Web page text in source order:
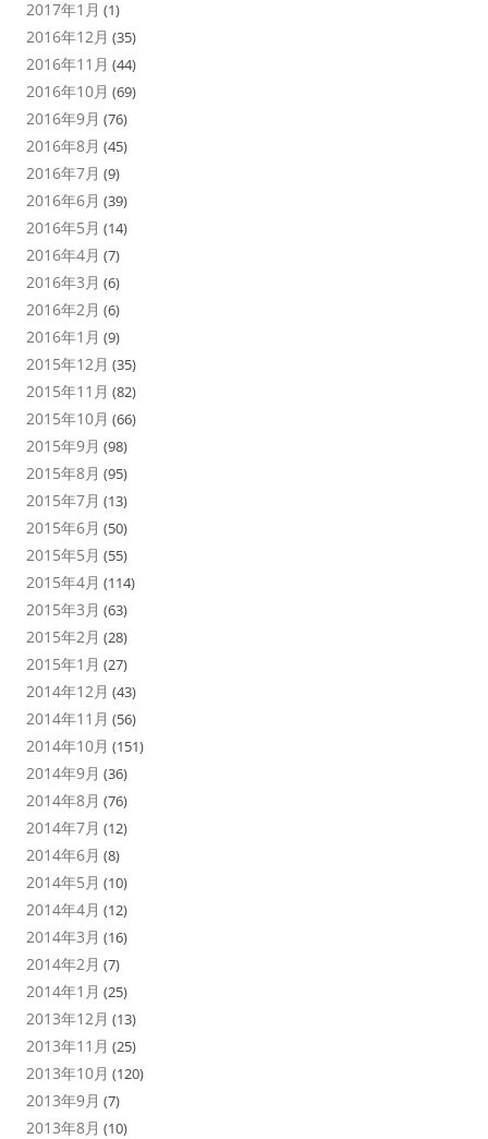
2017年1月 (1)
2016年12月 (35)
2016年11月 (44)
2016年10月 (69)
2016年9月 (76)
2016年8月 (45)
2016年7月 (9)
2016年6月 (39)
2016年5月 (14)
2016年4月 (7)
2016年3月 (6)
2016年2月 (6)
2016年1月 (9)
2015年12月 (35)
2015年11月 (82)
2015年10月 (66)
2015年9月 (98)
2015年8月 (95)
2015年7月 (13)
2015年6月 (50)
2015年5月 (55)
2015年4月 (114)
2015年3月 (63)
2015年2月 (28)
2015年1月 (27)
2014年12月 (43)
2014年11月 (56)
2014年10月 (151)
2014年9月 (36)
2014年8月 (76)
2014年7月 (12)
2014年6月 (8)
2014年5月 (10)
2014年4月 (12)
2014年3月 (16)
2014年2月 (7)
2014年1月 (25)
2013年12月 (13)
2013年11月 (25)
2013年10月 (120)
2013年9月 (7)
2013年8月 (10)